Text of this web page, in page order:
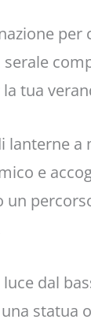
per
tua
lanterne a
e
un
dal
statua